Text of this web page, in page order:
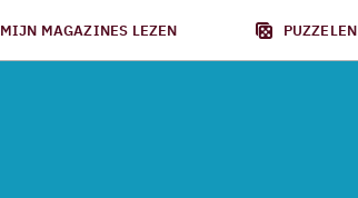
MIJN MAGAZINES LEZEN PUZZELEN